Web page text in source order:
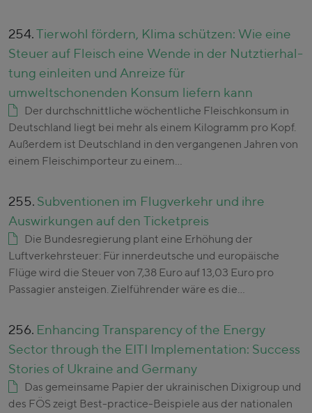
254.Tierwohl fördern, Klima schützen: Wie eine
Steuer auf Fleisch eine Wende in der Nutztierhal-
tung einleiten und Anreize für
umweltschonenden Konsum liefern kann
Der durchschnittliche wöchentliche Fleischkonsum in
Deutschland liegt bei mehr als einem Kilogramm pro Kopf.
Außerdem ist Deutschland in den vergangenen Jahren von
einem Fleischimporteur zu einem…
255. Subventionen im Flugverkehr und ihre
Auswirkungen auf den Ticketpreis
Die Bundesregierung plant eine Erhöhung der
Luftverkehrsteuer: Für innerdeutsche und europäische
Flüge wird die Steuer von 7,38 Euro auf 13,03 Euro pro
Passagier ansteigen. Zielführender wäre es die…
256. Enhancing Transparency of the Energy
Sector through the EITI Implementation: Success
Stories of Ukraine and Germany
Das gemeinsame Papier der ukrainischen Dixigroup und
des FÖS zeigt Best-practice-Beispiele aus der nationalen